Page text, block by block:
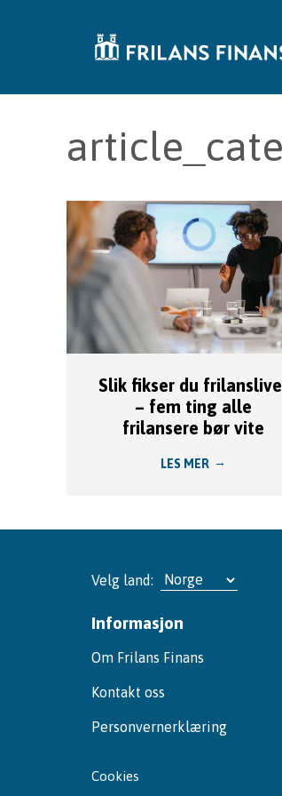
Slik fikser du
– fem ting alle
frilansere bør vite
LES MER
Velg land:
Informasjon
Om Frilans Finans
Kontakt oss
Personvernerklæring
Cookies